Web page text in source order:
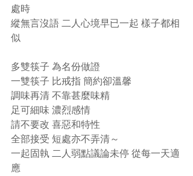
處時
縱無言沒語 二人心境早已一起 樣子都相
似
多雙筷子 為名份做證
一雙筷子 比戒指 簡約卻溫馨
調味再清 不靠甚麼味精
足可細味 濃烈感情
請不要改 喜惡和特性
全部接受 短處亦不弄清～
一起固執 二人弱點議論未停 從每一天適
應